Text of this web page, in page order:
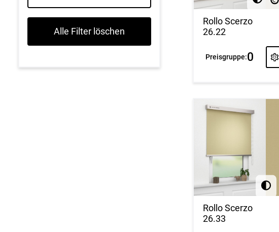
Alle Filter löschen
Rollo Scerzo
26.22
Preisgruppe:0
Rollo Scerzo
26.33